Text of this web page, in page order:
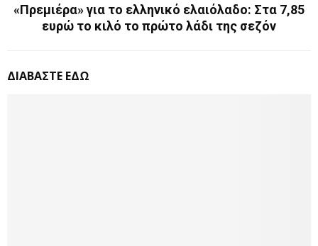
«Πρεμιέρα» για το ελληνικό ελαιόλαδο: Στα 7,85
ευρώ το κιλό το πρώτο λάδι της σεζόν
ΔΙΑΒΑΣΤΕ ΕΔΩ